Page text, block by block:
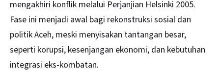
mengakhiri konflik melalui Perjanjian Helsinki 2005.
Fase ini menjadi awal bagi rekonstruksi sosial dan
politik Aceh, meski menyisakan tantangan besar,
seperti korupsi, kesenjangan ekonomi, dan kebutuhan
integrasi eks-kombatan.